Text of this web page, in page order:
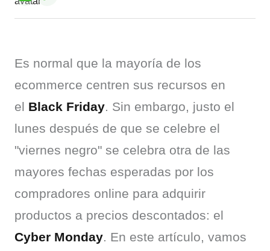
Es normal que la mayoría de los
ecommerce centren sus recursos en
el Black Friday. Sin embargo, justo el
lunes después de que se celebre el
"viernes negro" se celebra otra de las
mayores fechas esperadas por los
compradores online para adquirir
Cyber Monday. En este artículo, vamos